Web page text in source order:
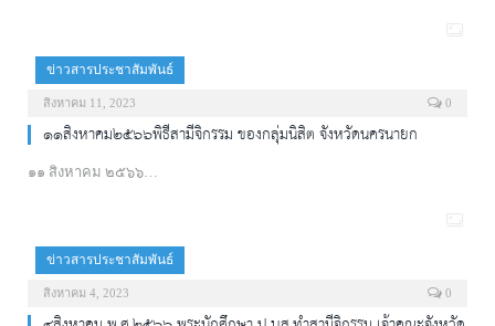
ข่าวสารประชาสัมพันธ์
สิงหาคม 11, 2023 0
๑๑สิงหาคม๒๕๖๖พิธีสามีจิกรรม ของกลุ่มนิสิต จังหวัดนครนายก
๑๑ สิงหาคม ๒๕๖๖…
ข่าวสารประชาสัมพันธ์
สิงหาคม 4, 2023 0